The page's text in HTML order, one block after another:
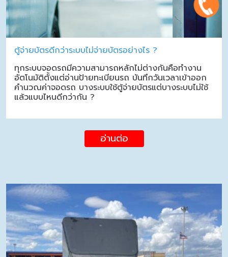
ตู้จ่ายบัตรดีกว่าระบบไม่จ่ายบัตรอย่างไร ?
ทุกระบบจอดรถมีความสามารถหลักไม่ต่างกันคือทำงาน
อัตโนมัติตั้งแต่อ่านป้ายทะเบียนรถ บันทึกวันเวลาเข้าออก
คำนวณค่าจอดรถ บางระบบใช้ตู้จ่ายบัตรแต่บางระบบไม่ใช้
แล้วแบบไหนดีกว่ากัน ?
อ่านต่อ